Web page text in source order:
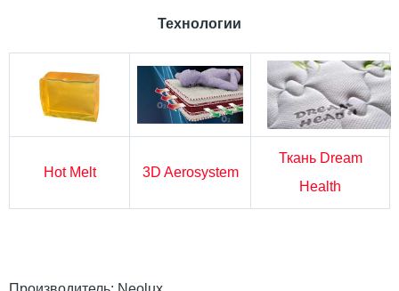
Технологии
Hot Melt 3D Aerosystem
Ткань Dream
Health